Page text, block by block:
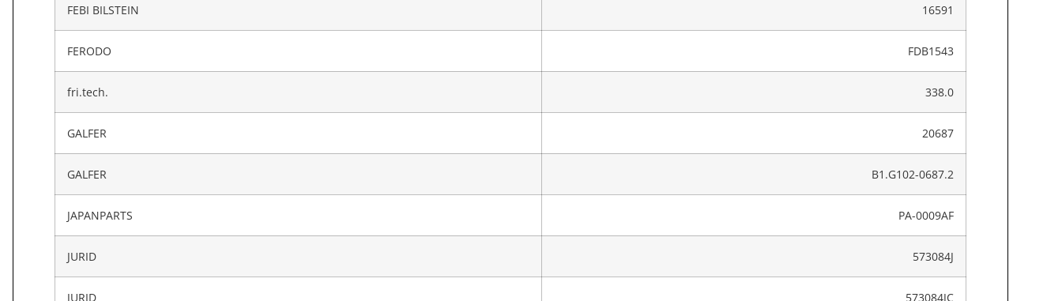
FEBI BILSTEIN 16591
FERODO FDB1543
fri.tech. 338.0
GALFER 20687
GALFER B1.G102-0687.2
JAPANPARTS PA-0009AF
JURID 573084J
JURID 573084JC